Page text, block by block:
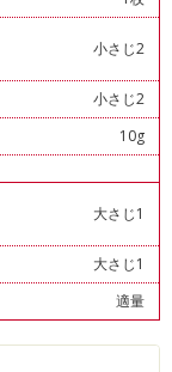
小さじ2
小さじ2
10g
大さじ1
大さじ1
適量